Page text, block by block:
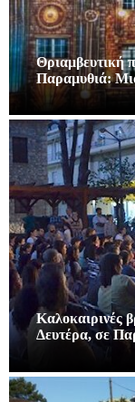
Θριαμβευτική
Παραμυθιά:
Καλοκαιρινές
Δευτέρα, σε